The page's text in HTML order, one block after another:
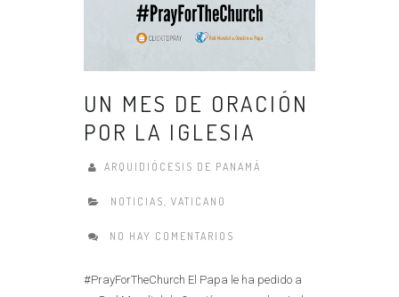
UN MES DE ORACIÓN
POR LA IGLESIA
ARQUIDIÓCESIS DE PANAMÁ
NOTICIAS, VATICANO
NO HAY COMENTARIOS
#PrayForTheChurch El Papa le ha pedido a